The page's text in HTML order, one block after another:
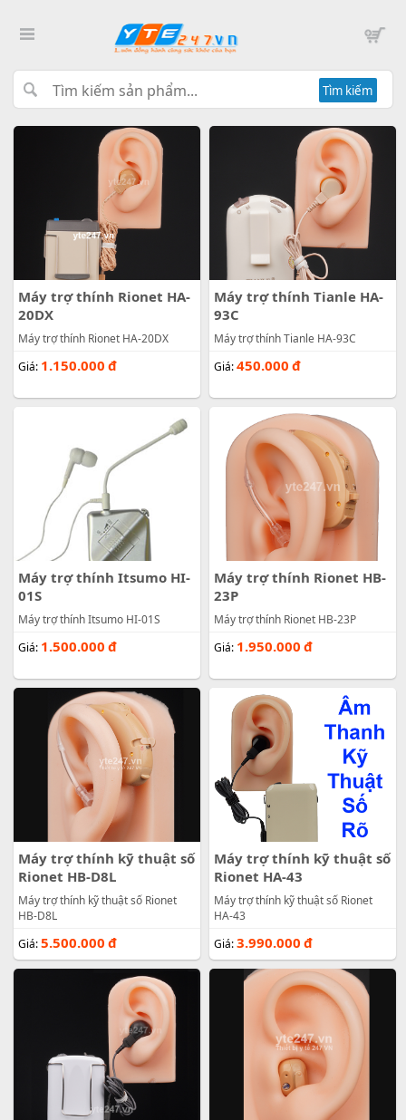
Tìm kiếm
Máy trợ thính Rionet HA-
20DX
Máy trợ thính Rionet HA-20DX
Giá: 1.150.000 đ
Máy trợ thính Tianle HA-
93C
Máy trợ thính Tianle HA-93C
Giá:450.000 đ
Máy trợ thính Itsumo HI-
01S
Máy trợ thính Itsumo HI-01S
Giá: 1.500.000 đ
Máy trợ thính Rionet HB-
23P
Máy trợ thính Rionet HB-23P
Giá: 1.950.000 đ
Máy trợ thính kỹ thuật số
Rionet HB-D8L
Máy trợ thính kỹ thuật số Rionet
HB-D8L
Giá:5.500.000 đ
Máy trợ thính kỹ thuật số
Rionet HA-43
Máy trợ thính kỹ thuật số Rionet
HA-43
Giá:3.990.000 đ